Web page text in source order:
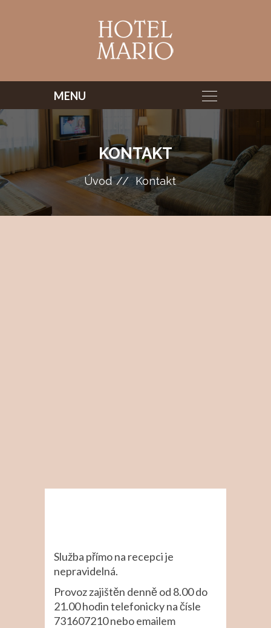
KONTAKT
Úvod Kontakt
Služba přímo na recepci je
nepravidelná.
Provoz zajištěn denně od 8.00 do
21.00 hodin telefonicky na čísle
731607210 nebo emailem